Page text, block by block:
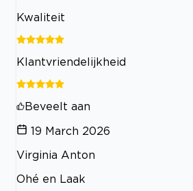
Kwaliteit
Klantvriendelijkheid
Beveelt aan
19 March 2026
Virginia Anton
Ohé en Laak